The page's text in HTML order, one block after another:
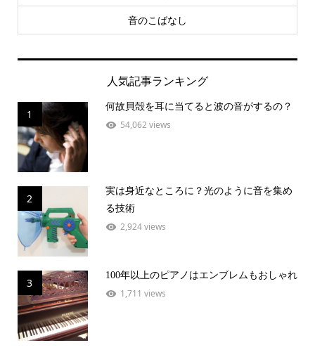
音のこばなし
人気記事ランキング
1
何故貝殻を耳に当てると波の音がするの？
54,062 views
2
実は身近なところに？光のように音を集め
る技術
2,924 views
3
100年以上のピアノはエンブレムもおしゃれ
1,711 views